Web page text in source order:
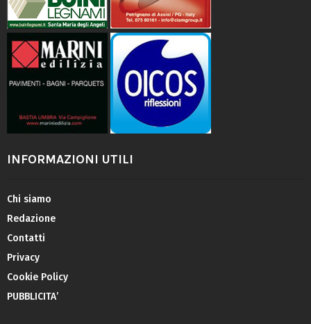
INFORMAZIONI UTILI
Chi siamo
Redazione
Contatti
Privacy
Cookie Policy
PUBBLICITA’